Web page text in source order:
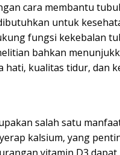
cara membantu
untuk
fungsi kekebalan
bahkan
hati, kualitas tidur, dan
salah satu
kalsium, yang